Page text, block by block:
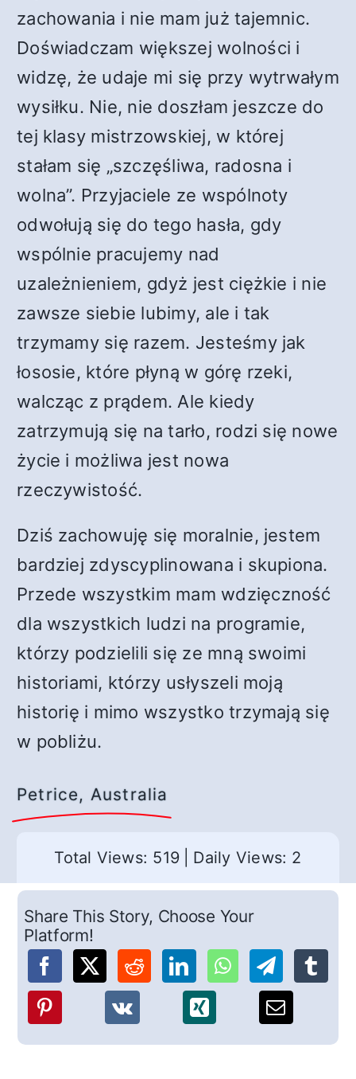
zachowania i nie mam już tajemnic.
Doświadczam większej wolności i
widzę, że udaje mi się przy wytrwałym
wysiłku. Nie, nie doszłam jeszcze do
tej klasy mistrzowskiej, w której
stałam się „szczęśliwa, radosna i
wolna”. Przyjaciele ze wspólnoty
odwołują się do tego hasła, gdy
wspólnie pracujemy nad
uzależnieniem, gdyż jest ciężkie i nie
zawsze siebie lubimy, ale i tak
trzymamy się razem. Jesteśmy jak
łososie, które płyną w górę rzeki,
walcząc z prądem. Ale kiedy
zatrzymują się na tarło, rodzi się nowe
życie i możliwa jest nowa
rzeczywistość.
Dziś zachowuję się moralnie, jestem
bardziej zdyscyplinowana i skupiona.
Przede wszystkim mam wdzięczność
dla wszystkich ludzi na programie,
którzy podzielili się ze mną swoimi
historiami, którzy usłyszeli moją
historię i mimo wszystko trzymają się
w pobliżu.
Petrice, Australia
Total Views: 519 Daily Views: 2
Share This Story, Choose Your
Platform!